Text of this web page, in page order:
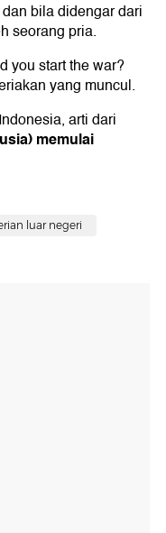
bila didengar dari
seorang pria.
you start the war?
yang muncul.
arti dari
memulai
luar negeri